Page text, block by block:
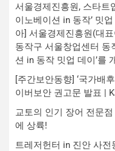
서울경제진흥원, 스타트
이노베이션 in 동작’ 밋
아] 서울경제진흥원(대
동작구 서울창업센터 동
션 in 동작 밋업 데이’를
[주간보안동향] ‘국가배
이버보안 권고문 발표 |
교토의 인기 장어 전문점
에 상륙!
트레저헌터 in 진안 사